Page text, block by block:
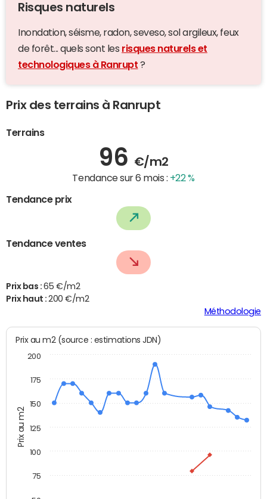
Risques naturels
Inondation, séisme, radon, seveso, sol argileux, feux
de forêt... quels sont les risques naturels et
technologiques à Ranrupt ?
Prix des terrains à Ranrupt
Terrains
96 €/m2
Tendance sur 6 mois : +22 %
Tendance prix
Tendance ventes
Prix bas : 65 €/m2
Prix haut :200 €/m2
Méthodologie
Prix au m2
Prix au m2 (source : estimations JDN)
75
100
125
150
175
200